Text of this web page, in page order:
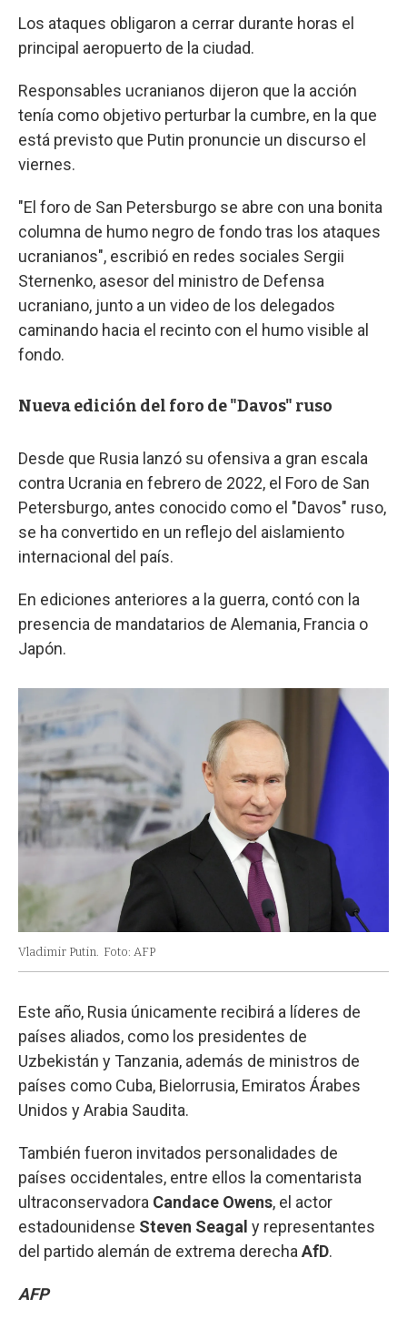
Los ataques obligaron a cerrar durante horas el
principal aeropuerto de la ciudad.
Responsables ucranianos dijeron que la acción
tenía como objetivo perturbar la cumbre, en la que
está previsto que Putin pronuncie un discurso el
viernes.
"El foro de San Petersburgo se abre con una bonita
columna de humo negro de fondo tras los ataques
ucranianos", escribió en redes sociales Sergii
Sternenko, asesor del ministro de Defensa
ucraniano, junto a un video de los delegados
caminando hacia el recinto con el humo visible al
fondo.
Nueva edición del foro de "Davos" ruso
Desde que Rusia lanzó su ofensiva a gran escala
contra Ucrania en febrero de 2022, el Foro de San
Petersburgo, antes conocido como el "Davos" ruso,
se ha convertido en un reflejo del aislamiento
internacional del país.
En ediciones anteriores a la guerra, contó con la
presencia de mandatarios de Alemania, Francia o
Japón.
Vladimir Putin. Foto: AFP
Este año, Rusia únicamente recibirá a líderes de
países aliados, como los presidentes de
Uzbekistán y Tanzania, además de ministros de
países como Cuba, Bielorrusia, Emiratos Árabes
Unidos y Arabia Saudita.
También fueron invitados personalidades de
países occidentales, entre ellos la comentarista
ultraconservadora Candace Owens, el actor
estadounidense Steven Seagal y representantes
del partido alemán de extrema derecha AfD.
AFP